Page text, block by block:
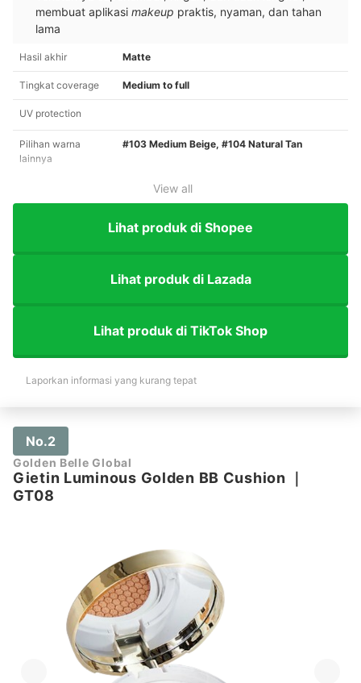
membuat aplikasi makeup praktis, nyaman, dan tahan
lama
Hasil akhir Matte
Tingkat coverage Medium to full
UV protection
Pilihan warna
lainnya
#103 Medium Beige, #104 Natural Tan
View all
Lihat produk di Shopee
Lihat produk di Lazada
Lihat produk di TikTok Shop
Laporkan informasi yang kurang tepat
No.2
Golden Belle Global
Gietin Luminous Golden BB Cushion
GT08